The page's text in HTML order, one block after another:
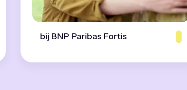
bij BNP Paribas Fortis